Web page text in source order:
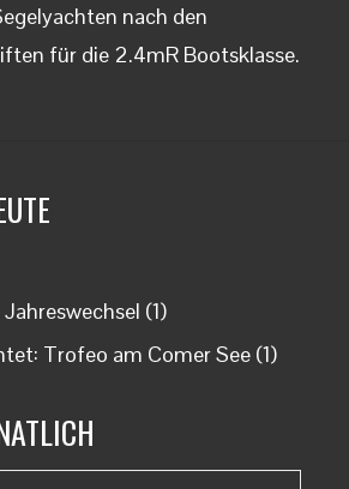
nach den
für die 2.4mR Bootsklasse.
(1)
Trofeo am Comer See (1)